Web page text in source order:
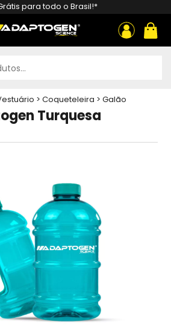
para todo o Brasil!*
ou
>Coqueteleira >Galão
Turquesa